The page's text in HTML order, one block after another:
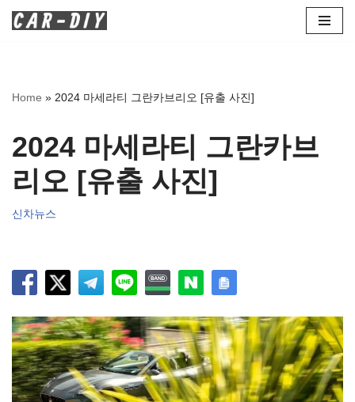
로
너
뛰
기
Home » 2024 마세라티 그란카브리오 [유출 사진]
2024 마세라티 그란카브
리오 [유출 사진]
신차뉴스